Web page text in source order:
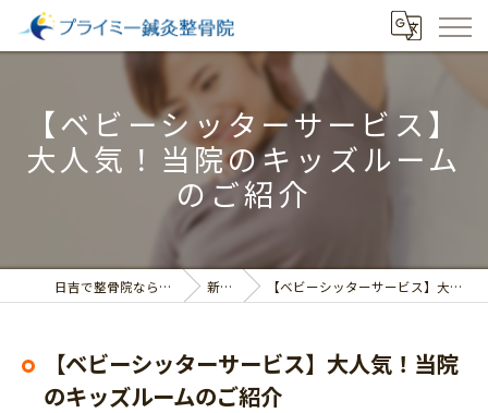
【ベビーシッターサービス】
大人気！当院のキッズルーム
のご紹介
日吉で整骨院ならプライミー鍼灸整骨院 新着情報 【ベビーシッターサービス】大人気！当院のキッズルームのご紹介
【ベビーシッターサービス】大人気！当院
のキッズルームのご紹介